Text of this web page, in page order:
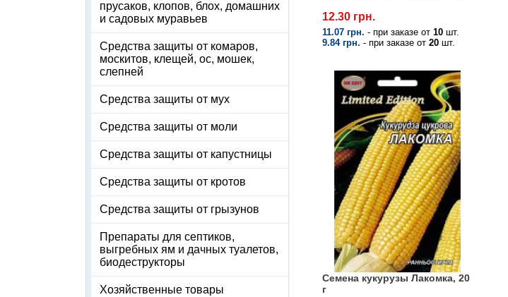
12.30 грн.
11.07 грн. - при заказе от 10 шт.
9.84 грн. - при заказе от 20 шт.
Семена кукурузы Лакомка, 20
г
прусаков, клопов, блох, домашних
и садовых муравьев
Средства защиты от комаров,
москитов, клещей, ос, мошек,
слепней
Средства защиты от мух
Средства защиты от моли
Средства защиты от капустницы
Средства защиты от кротов
Средства защиты от грызунов
Препараты для септиков,
выгребных ям и дачных туалетов,
биодеструкторы
Хозяйственные товары